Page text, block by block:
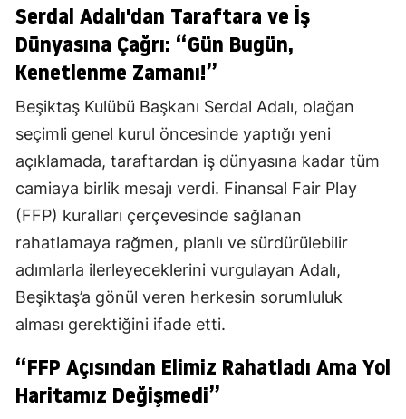
Serdal Adalı'dan Taraftara ve İş
Dünyasına Çağrı: “Gün Bugün,
Kenetlenme Zamanı!”
Beşiktaş Kulübü Başkanı Serdal Adalı, olağan
seçimli genel kurul öncesinde yaptığı yeni
açıklamada, taraftardan iş dünyasına kadar tüm
camiaya birlik mesajı verdi. Finansal Fair Play
(FFP) kuralları çerçevesinde sağlanan
rahatlamaya rağmen, planlı ve sürdürülebilir
adımlarla ilerleyeceklerini vurgulayan Adalı,
Beşiktaş’a gönül veren herkesin sorumluluk
alması gerektiğini ifade etti.
“FFP Açısından Elimiz Rahatladı Ama Yol
Haritamız Değişmedi”